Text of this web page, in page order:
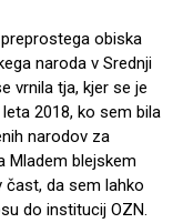
obiska
naroda v Srednji
vrnila tja, kjer se je
2018, ko sem bila
narodov za
Mladem blejskem
čast, da sem lahko
do institucij OZN.